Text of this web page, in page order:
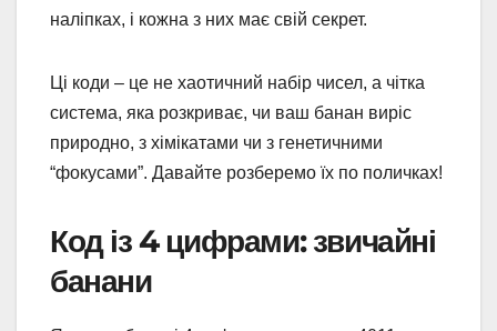
наліпках, і кожна з них має свій секрет.
Ці коди – це не хаотичний набір чисел, а чітка
система, яка розкриває, чи ваш банан виріс
природно, з хімікатами чи з генетичними
“фокусами”. Давайте розберемо їх по поличках!
Код із 4 цифрами: звичайні
банани